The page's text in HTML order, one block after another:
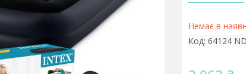
Немає в
Код: 64124 ND